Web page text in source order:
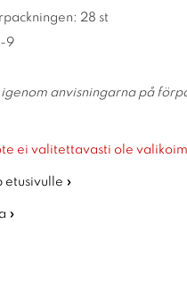
28 st
9
igenom anvisningarna på
ei valitettavasti ole
etusivulle »
»